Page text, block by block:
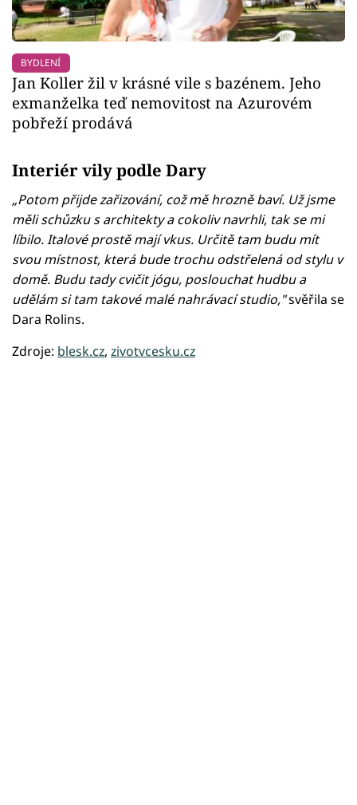
BYDLENÍ
Jan Koller žil v krásné vile s bazénem. Jeho
exmanželka teď nemovitost na Azurovém
pobřeží prodává
Interiér vily podle Dary
„Potom přijde zařizování, což mě hrozně baví. Už jsme
měli schůzku s architekty a cokoliv navrhli, tak se mi
líbilo. Italové prostě mají vkus. Určitě tam budu mít
svou místnost, která bude trochu odstřelená od stylu v
domě. Budu tady cvičit jógu, poslouchat hudbu a
udělám si tam takové malé nahrávací studio,"svěřila se
Dara Rolins.
Zdroje: blesk.cz, zivotvcesku.cz